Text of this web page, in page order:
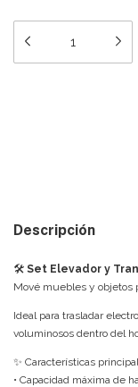
Descripción
🛠️ Set Elevador y
Mové muebles y objetos
Ideal para trasladar
voluminosos dentro del
✨ Características
• Capacidad máxima de